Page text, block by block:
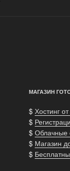
МАГАЗИН
$ Хостинг
$
$ Облачные
$ Магазин
$